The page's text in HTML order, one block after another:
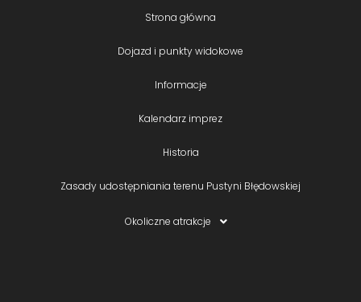
Strona główna
Dojazd i punkty widokowe
Informacje
Kalendarz imprez
Historia
Zasady udostępniania terenu Pustyni Błędowskiej
Okoliczne atrakcje